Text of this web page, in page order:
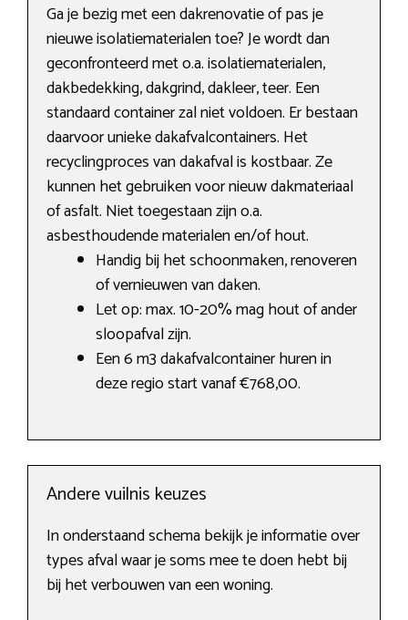
Ga je bezig met een dakrenovatie of pas je
nieuwe isolatiematerialen toe? Je wordt dan
geconfronteerd met o.a. isolatiematerialen,
dakbedekking, dakgrind, dakleer, teer. Een
standaard container zal niet voldoen. Er bestaan
daarvoor unieke dakafvalcontainers. Het
recyclingproces van dakafval is kostbaar. Ze
kunnen het gebruiken voor nieuw dakmateriaal
of asfalt. Niet toegestaan zijn o.a.
asbesthoudende materialen en/of hout.
Handig bij het schoonmaken, renoveren
of vernieuwen van daken.
Let op: max. 10-20% mag hout of ander
sloopafval zijn.
Een 6 m3 dakafvalcontainer huren in
deze regio start vanaf €768,00.
Andere vuilnis keuzes
In onderstaand schema bekijk je informatie over
types afval waar je soms mee te doen hebt bij
bij het verbouwen van een woning.